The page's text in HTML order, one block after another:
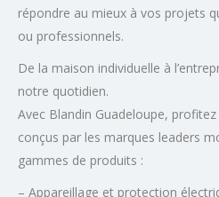
répondre au mieux à vos projets
ou professionnels.
De la maison individuelle à
notre quotidien.
Avec Blandin Guadeloupe,
conçus par les marques leaders
gammes de produits :
– Appareillage et protection